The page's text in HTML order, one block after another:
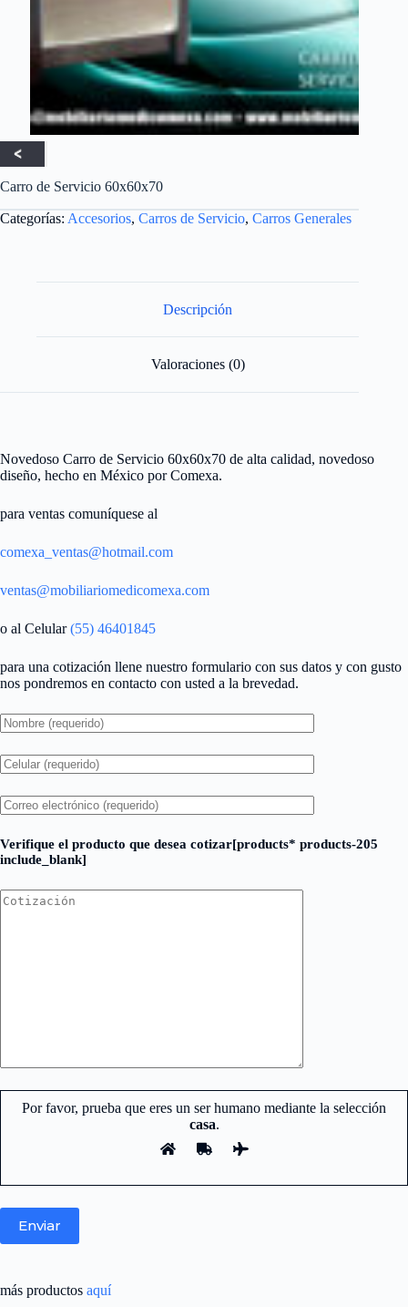
Carro de Servicio 60x60x70
Categorías: Accesorios, Carros de Servicio, Carros Generales
Descripción
Valoraciones (0)
Novedoso Carro de Servicio 60x60x70 de alta calidad, novedoso
diseño, hecho en México por Comexa.
para ventas comuníquese al
comexa_ventas@hotmail.com
ventas@mobiliariomedicomexa.com
o al Celular(55) 46401845
para una cotización llene nuestro formulario con sus datos y con gusto
nos pondremos en contacto con usted a la brevedad.
Verifique el producto que desea cotizar[products* products-205
include_blank]
Por favor, prueba que eres un ser humano mediante la selección
casa.
más productos aquí